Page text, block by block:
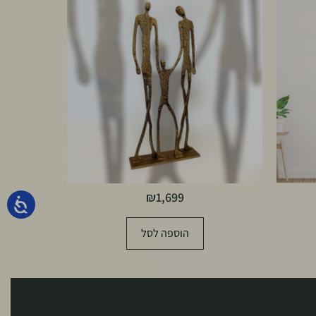
₪1,699
הוספה לסל